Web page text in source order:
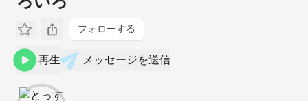
フォローする
再生 メッセージを送信